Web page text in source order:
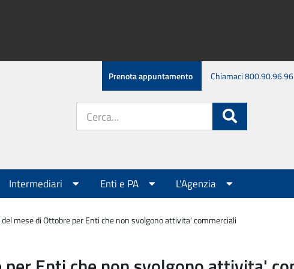
Prenota appuntamento Chiamaci 800.90.96.96
sito:
Intermediari Enti e PA L'Agenzia
del mese di Ottobre per Enti che non svolgono attivita' commerciali